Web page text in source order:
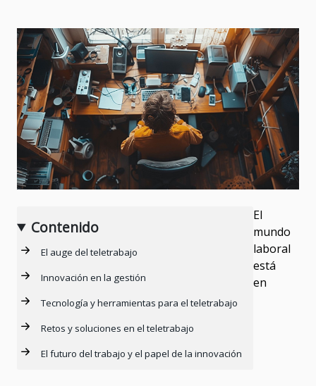
Contenido
El auge del teletrabajo
Innovación en la gestión
Tecnología y herramientas para el teletrabajo
Retos y soluciones en el teletrabajo
El futuro del trabajo y el papel de la innovación
El
mundo
laboral
está
en